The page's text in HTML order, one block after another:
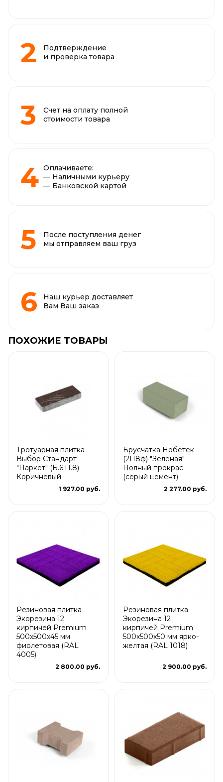
Подтверждение
и проверка товара
Счет на оплату полной
стоимости товара
Оплачиваете:
— Наличными курьеру
— Банковской картой
После поступления денег
мы отправляем ваш груз
Наш курьер доставляет
Вам Ваш заказ
ПОХОЖИЕ ТОВАРЫ
Тротуарная плитка
Выбор Стандарт
"Паркет" (Б.6.П.8)
Коричневый
1 927.00 руб.
Брусчатка Нобетек
(2П8ф) "Зеленая"
Полный прокрас
(серый цемент)
2 277.00 руб.
Резиновая плитка
Экорезина 12
кирпичей Premium
500x500x45 мм
фиолетовая (RAL
4005)
2 800.00 руб.
Резиновая плитка
Экорезина 12
кирпичей Premium
500x500x50 мм ярко-
желтая (RAL 1018)
2 900.00 руб.